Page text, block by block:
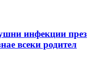
инфекции през
всеки родител